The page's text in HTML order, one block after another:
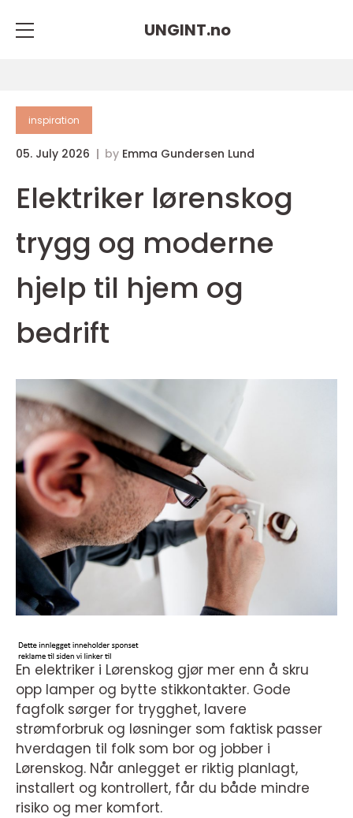
UNGINT.no
inspiration
05. July 2026 by Emma Gundersen Lund
Elektriker lørenskog
trygg og moderne
hjelp til hjem og
bedrift
En elektriker i Lørenskog gjør mer enn å skru
opp lamper og bytte stikkontakter. Gode
fagfolk sørger for trygghet, lavere
strømforbruk og løsninger som faktisk passer
hverdagen til folk som bor og jobber i
Lørenskog. Når anlegget er riktig planlagt,
installert og kontrollert, får du både mindre
risiko og mer komfort.